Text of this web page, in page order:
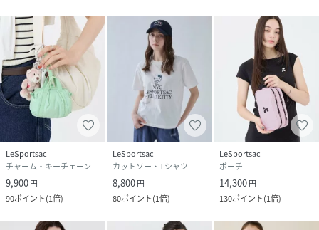
LeSportsac
チャーム・キーチェーン
9,900円
90ポイント(1倍)
LeSportsac
カットソー・Tシャツ
8,800円
80ポイント(1倍)
LeSportsac
ポーチ
14,300円
130ポイント(1倍)